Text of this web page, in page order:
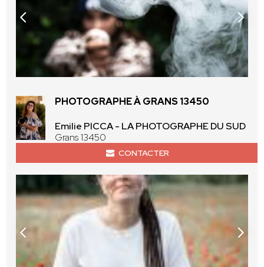
PHOTOGRAPHE À GRANS 13450
Emilie PICCA - LA PHOTOGRAPHE DU SUD
Grans 13450
CONTACTER